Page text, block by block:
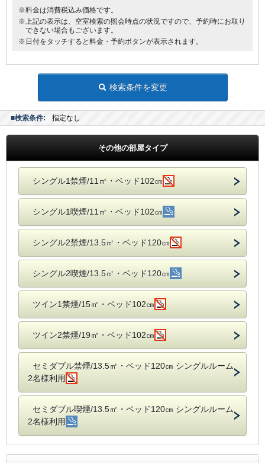
※料金は消費税込み価格です。
※上記の表示は、空室検索の照会時点の状況ですので、予約時にお取り
できない場合もございます。
※日付をタッチすると料金・予約ボタンが表示されます。
検索条件を変更
■検索条件: 指定なし
その他の部屋タイプ
シングル1禁煙/11㎡・ベッド102㎝
シングル1喫煙/11㎡・ベッド102㎝
シングル2禁煙/13.5㎡・ベッド120㎝
シングル2喫煙/13.5㎡・ベッド120㎝
ツイン1禁煙/15㎡・ベッド102㎝
ツイン2禁煙/19㎡・ベッド102㎝
セミダブル禁煙/13.5㎡・ベッド120㎝ シングルルーム
2名様利用
セミダブル喫煙/13.5㎡・ベッド120㎝ シングルルーム
2名様利用